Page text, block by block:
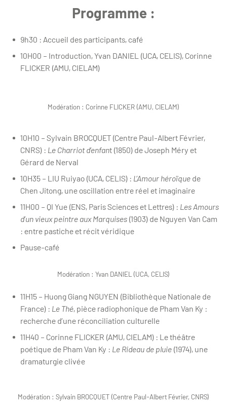
Programme :
9h30 : Accueil des participants, café
10H00 – Introduction, Yvan DANIEL (UCA, CELIS), Corinne
FLICKER (AMU, CIELAM)
Modération : Corinne FLICKER (AMU, CIELAM)
10H10 – Sylvain BROCQUET (Centre Paul-Albert Février,
CNRS) : Le Charriot d’enfant (1850) de Joseph Méry et
Gérard de Nerval
10H35 – LIU Ruiyao (UCA, CELIS) : L’Amour héroïque de
Chen Jitong, une oscillation entre réel et imaginaire
11H00 – QI Yue (ENS, Paris Sciences et Lettres) : Les Amours
d’un vieux peintre aux Marquises (1903) de Nguyen Van Cam
: entre pastiche et récit véridique
Pause-café
Modération : Yvan DANIEL (UCA, CELIS)
11H15 – Huong Giang NGUYEN (Bibliothèque Nationale de
France) : Le Thé, pièce radiophonique de Pham Van Ky :
recherche d’une réconciliation culturelle
11H40 – Corinne FLICKER (AMU, CIELAM) : Le théâtre
poétique de Pham Van Ky : Le Rideau de pluie (1974), une
dramaturgie clivée
Modération : Sylvain BROCQUET (Centre Paul-Albert Février, CNRS)